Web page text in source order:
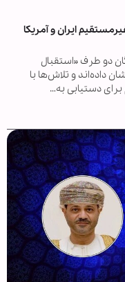
ایران و آمریکا
دو طرف «استقبال
داده‌اند و تلاش‌ها با
برای دستیابی به…